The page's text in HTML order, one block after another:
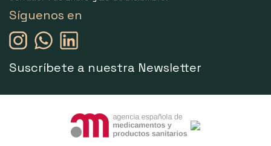
Síguenos en
Suscríbete a nuestra Newsletter